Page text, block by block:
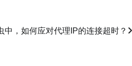
中，如何应对代理IP的连接超时？